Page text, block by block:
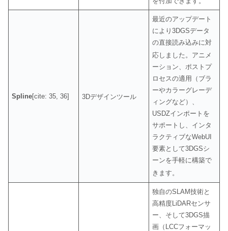
Spline[cite: 35, 36] 3Dデザインツール
最近のアップデート
により3DGSデータ
の直接読み込みに対
応しました。アニメ
ーション、ポストプ
ロセスの適用（ブラ
ーやカラーグレーデ
ィングなど）、
USDZインポートを
サポートし、インタ
ラクティブなWebUI
要素として3DGSシ
ーンを手軽に構築で
きます。
独自のSLAM技術と
高精度LiDARセンサ
ー、そして3DGS描
画（LCCフォーマッ